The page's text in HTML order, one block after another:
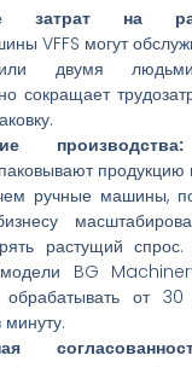
затрат на
VFFS могут
двумя
сокращает
производства:
продукцию
ручные машины,
растущий
BG
обрабатывать от
минуту.